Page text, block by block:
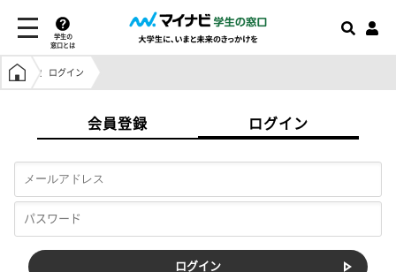
学生の
窓口とは
学生の窓口トップ
ログイン
会員登録 ログイン